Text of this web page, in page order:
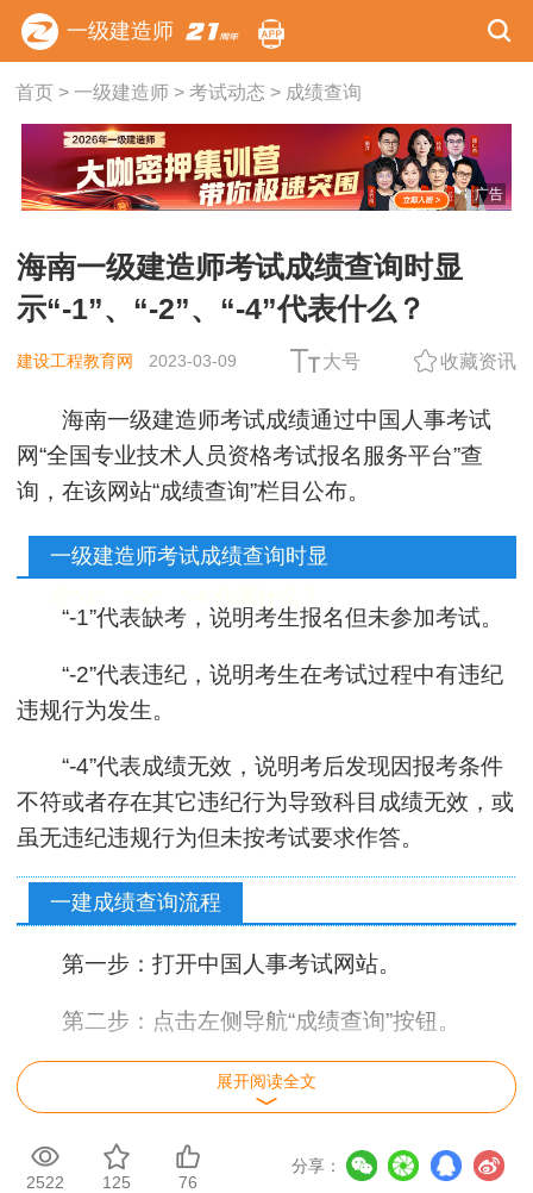
一级建造师
首页> 一级建造师> 考试动态 > 成绩查询
广告
海南一级建造师考试成绩查询时显
示“-1”、“-2”、“-4”代表什么？
建设工程教育网 2023-03-09 大号 收藏资讯
海南一级建造师考试成绩通过中国人事考试
网“全国专业技术人员资格考试报名服务平台”查
询，在该网站“成绩查询”栏目公布。
一级建造师考试成绩查询时显
“-1”代表缺考，说明考生报名但未参加考试。
“-2”代表违纪，说明考生在考试过程中有违纪
违规行为发生。
“-4”代表成绩无效，说明考后发现因报考条件
不符或者存在其它违纪行为导致科目成绩无效，或
虽无违纪违规行为但未按考试要求作答。
一建成绩查询流程
第一步：打开中国人事考试网站。
第二步：点击左侧导航“成绩查询”按钮。
第三步：输入自己的账号、密码、验证码，登
录系统进行查询。
成绩查询提醒
展开阅读全文
2522 125 76
分享：